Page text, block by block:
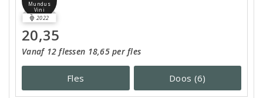
Mundus
Vini
2022
20,35
Vanaf 12 flessen 18,65 per fles
Fles Doos (6)